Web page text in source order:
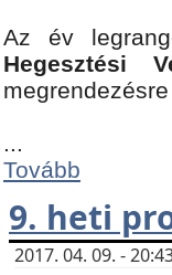
Az év
Hegesztési
...
Tovább
9. heti
2017. 04. 09. -